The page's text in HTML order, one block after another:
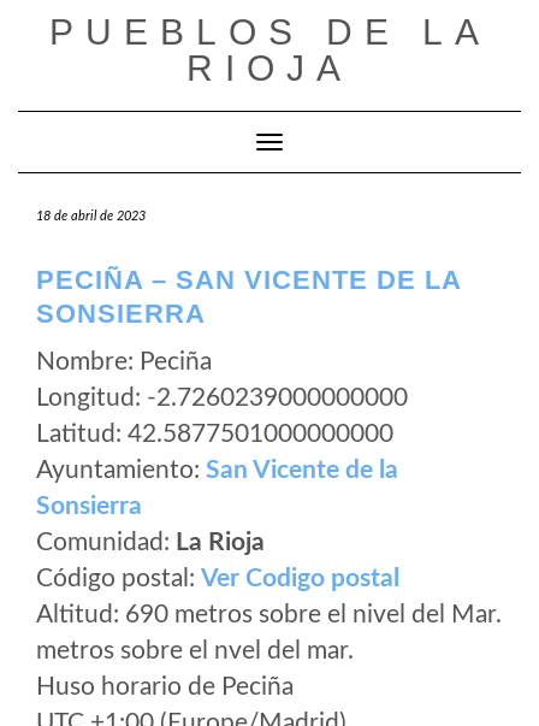
PUEBLOS DE LA
RIOJA
Cambiar modo de navegación
18 de abril de 2023
PECIÑA – SAN VICENTE DE LA
SONSIERRA
Nombre: Peciña
Longitud: -2.7260239000000000
Latitud: 42.5877501000000000
Ayuntamiento: San Vicente de la
Sonsierra
Comunidad: La Rioja
Código postal: Ver Codigo postal
Altitud: 690 metros sobre el nivel del Mar.
metros sobre el nvel del mar.
Huso horario de Peciña